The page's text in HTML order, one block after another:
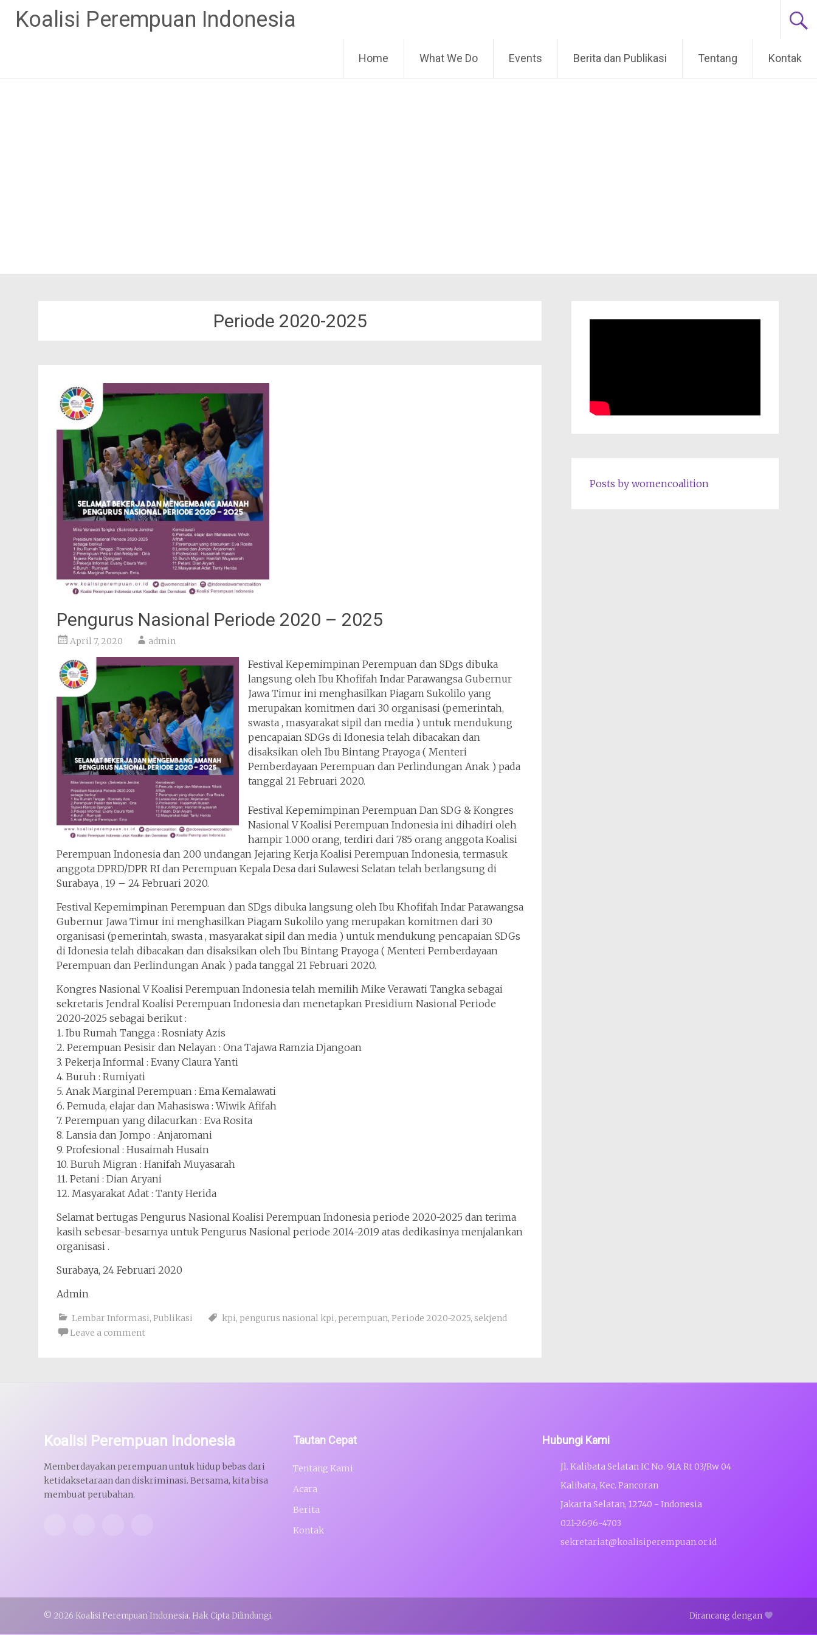
Koalisi Perempuan Indonesia
Home What We Do Events Berita dan Publikasi Tentang Kontak
Periode 2020-2025
Pengurus Nasional Periode 2020 – 2025
April 7, 2020 admin
Festival Kepemimpinan Perempuan dan SDgs dibuka
langsung oleh Ibu Khofifah Indar Parawangsa Gubernur
Jawa Timur ini menghasilkan Piagam Sukolilo yang
merupakan komitmen dari 30 organisasi (pemerintah,
swasta , masyarakat sipil dan media ) untuk mendukung
pencapaian SDGs di Idonesia telah dibacakan dan
disaksikan oleh Ibu Bintang Prayoga ( Menteri
Pemberdayaan Perempuan dan Perlindungan Anak ) pada
tanggal 21 Februari 2020.
Festival Kepemimpinan Perempuan Dan SDG & Kongres
Nasional V Koalisi Perempuan Indonesia ini dihadiri oleh
hampir 1.000 orang, terdiri dari 785 orang anggota Koalisi
Perempuan Indonesia dan 200 undangan Jejaring Kerja Koalisi Perempuan Indonesia, termasuk
anggota DPRD/DPR RI dan Perempuan Kepala Desa dari Sulawesi Selatan telah berlangsung di
Surabaya , 19 – 24 Februari 2020.
Festival Kepemimpinan Perempuan dan SDgs dibuka langsung oleh Ibu Khofifah Indar Parawangsa
Gubernur Jawa Timur ini menghasilkan Piagam Sukolilo yang merupakan komitmen dari 30
organisasi (pemerintah, swasta , masyarakat sipil dan media ) untuk mendukung pencapaian SDGs
di Idonesia telah dibacakan dan disaksikan oleh Ibu Bintang Prayoga ( Menteri Pemberdayaan
Perempuan dan Perlindungan Anak ) pada tanggal 21 Februari 2020.
Kongres Nasional V Koalisi Perempuan Indonesia telah memilih Mike Verawati Tangka sebagai
sekretaris Jendral Koalisi Perempuan Indonesia dan menetapkan Presidium Nasional Periode
2020-2025 sebagai berikut :
1. Ibu Rumah Tangga : Rosniaty Azis
2. Perempuan Pesisir dan Nelayan : Ona Tajawa Ramzia Djangoan
3. Pekerja Informal : Evany Claura Yanti
4. Buruh : Rumiyati
5. Anak Marginal Perempuan : Ema Kemalawati
6. Pemuda, elajar dan Mahasiswa : Wiwik Afifah
7. Perempuan yang dilacurkan : Eva Rosita
8. Lansia dan Jompo : Anjaromani
9. Profesional : Husaimah Husain
10. Buruh Migran : Hanifah Muyasarah
11. Petani : Dian Aryani
12. Masyarakat Adat : Tanty Herida
Selamat bertugas Pengurus Nasional Koalisi Perempuan Indonesia periode 2020-2025 dan terima
kasih sebesar-besarnya untuk Pengurus Nasional periode 2014-2019 atas dedikasinya menjalankan
organisasi .
Surabaya, 24 Februari 2020
Admin
Lembar Informasi, Publikasi kpi, pengurus nasional kpi, perempuan, Periode 2020-2025, sekjend
Leave a comment
Posts by womencoalition
Koalisi Perempuan Indonesia
Memberdayakan perempuan untuk hidup bebas dari
ketidaksetaraan dan diskriminasi. Bersama, kita bisa
membuat perubahan.
Tautan Cepat
Tentang Kami
Acara
Berita
Kontak
Hubungi Kami
Jl. Kalibata Selatan IC No. 91A Rt 03/Rw 04
Kalibata, Kec. Pancoran
Jakarta Selatan, 12740 - Indonesia
021-2696-4703
sekretariat@koalisiperempuan.or.id
© 2026 Koalisi Perempuan Indonesia. Hak Cipta Dilindungi. Dirancang dengan